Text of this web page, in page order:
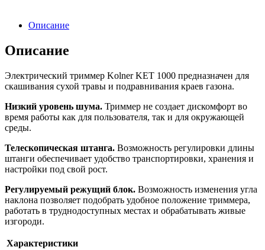
Описание
Описание
Электрический триммер Kolner KET 1000 предназначен для
скашивания сухой травы и подравнивания краев газона.
Низкий уровень шума. Триммер не создает дискомфорт во
время работы как для пользователя, так и для окружающей
среды.
Телескопическая штанга. Возможность регулировки длины
штанги обеспечивает удобство транспортировки, хранения и
настройки под свой рост.
Регулируемый режущий блок. Возможность изменения угла
наклона позволяет подобрать удобное положение триммера,
работать в труднодоступных местах и обрабатывать живые
изгороди.
Характеристики